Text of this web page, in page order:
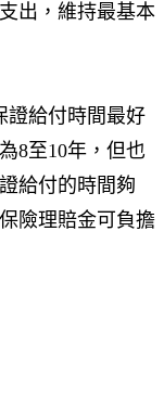
出，維持最基本
證給付時間最好
8至10年，但也
給付的時間夠
險理賠金可負擔